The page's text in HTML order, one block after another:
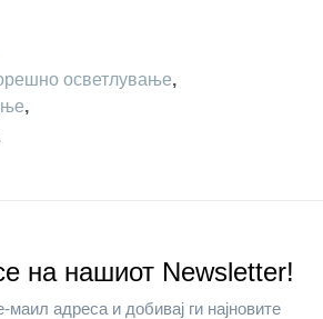
осветлување,
,
на нашиот Newsletter!
маил адреса и добивај ги најновите